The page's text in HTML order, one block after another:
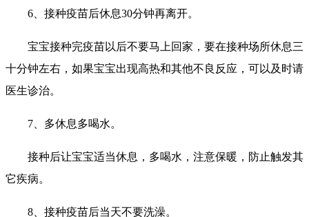
6、接种疫苗后休息30分钟再离开。
宝宝接种完疫苗以后不要马上回家，要在接种场所休息三
十分钟左右，如果宝宝出现高热和其他不良反应，可以及时请
医生诊治。
7、多休息多喝水。
接种后让宝宝适当休息，多喝水，注意保暖，防止触发其
它疾病。
8、接种疫苗后当天不要洗澡。